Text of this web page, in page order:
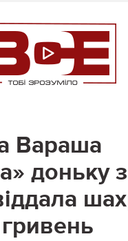
Вараша
доньку з
віддала